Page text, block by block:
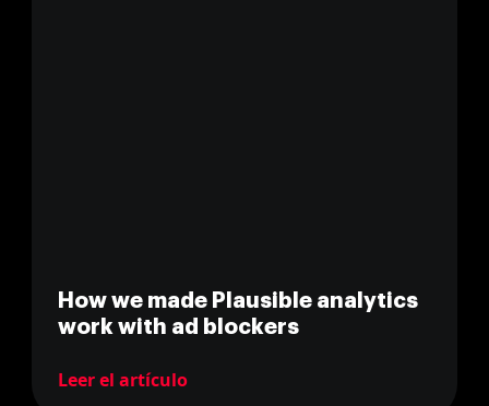
How we made Plausible analytics
work with ad blockers
Leer el artículo